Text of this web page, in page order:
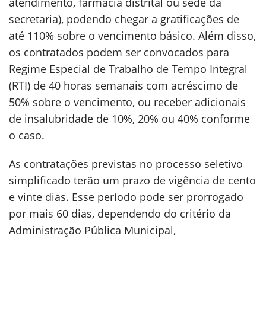
secretaria), podendo chegar a gratificações de
até 110% sobre o vencimento básico. Além disso,
os contratados podem ser convocados para
Regime Especial de Trabalho de Tempo Integral
(RTI) de 40 horas semanais com acréscimo de
50% sobre o vencimento, ou receber adicionais
de insalubridade de 10%, 20% ou 40% conforme
o caso.
As contratações previstas no processo seletivo
simplificado terão um prazo de vigência de cento
e vinte dias. Esse período pode ser prorrogado
por mais 60 dias, dependendo do critério da
Administração Pública Municipal,